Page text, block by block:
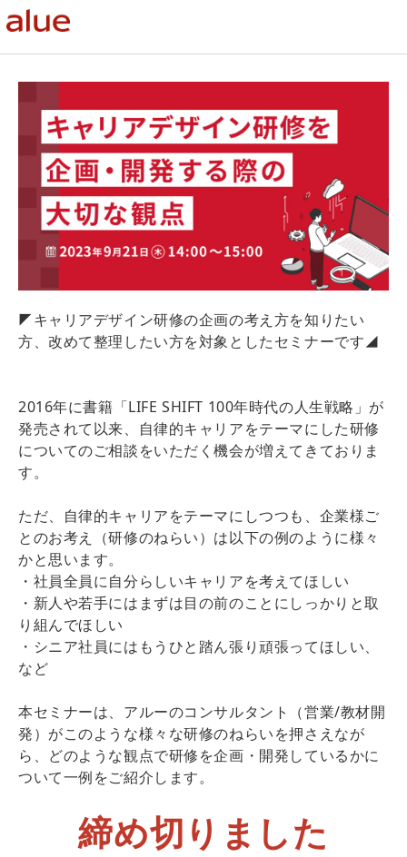
◤キャリアデザイン研修の企画の考え方を知りたい
方、改めて整理したい方を対象としたセミナーです◢
2016年に書籍「LIFE SHIFT 100年時代の人生戦略」が
発売されて以来、自律的キャリアをテーマにした研修
についてのご相談をいただく機会が増えてきておりま
す。
ただ、自律的キャリアをテーマにしつつも、企業様ご
とのお考え（研修のねらい）は以下の例のように様々
かと思います。
・社員全員に自分らしいキャリアを考えてほしい
・新人や若手にはまずは目の前のことにしっかりと取
り組んでほしい
・シニア社員にはもうひと踏ん張り頑張ってほしい、
など
本セミナーは、アルーのコンサルタント（営業/教材開
発）がこのような様々な研修のねらいを押さえなが
ら、どのような観点で研修を企画・開発しているかに
ついて一例をご紹介します。
締め切りました